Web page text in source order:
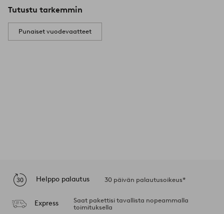
Tutustu tarkemmin
Punaiset vuodevaatteet
Helppo palautus 30 päivän palautusoikeus*
Express
Saat pakettisi tavallista nopeammalla
toimituksella